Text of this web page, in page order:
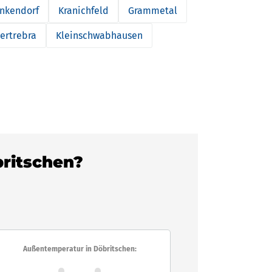
Kranichfeld Grammetal
Kleinschwabhausen
Außentemperatur in Döbritschen: